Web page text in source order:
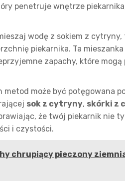
penetruje wnętrze
wodę z sokiem z
piekarnika. Ta
zapachy, które mogą
może być potęgowana
sok z cytryny, skórki z
że twój piekarnik nie
i czystości.
chrupiący pieczony